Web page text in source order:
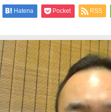
Hatena Pocket RSS